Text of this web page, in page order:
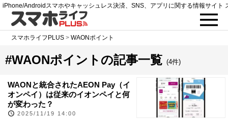
iPhone/Androidスマホやキャッシュレス決済、SNS、アプリに関する情報サイト
スマホライフPLUS >WAONポイント
#WAONポイントの記事一覧 (4件)
WAONと統合されたAEON Pay（イ
オンペイ）は従来のイオンペイと何
が変わった？
2025/11/19 14:00